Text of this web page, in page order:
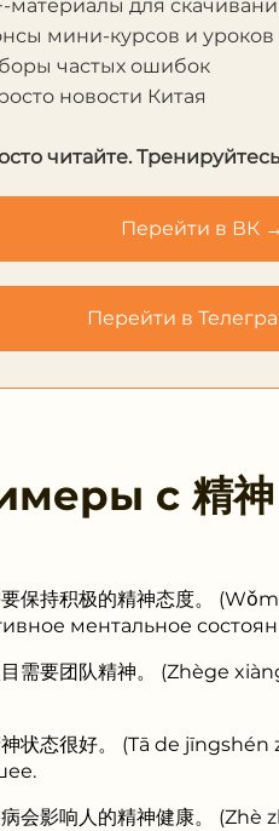
материалы для
мини-курсов и уроков
частых ошибок
новости Китая
читайте.
Перейти в ВК →
Перейти в
с精神
要保持积极的精神态度。
ментальное
目需要团队精神。 (Zhège
神状态很好。 (Tā de
病会影响人的精神健康。